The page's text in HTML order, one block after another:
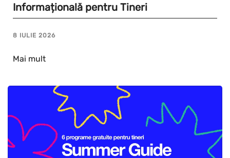
Informațională pentru Tineri
8 IULIE 2026
Mai mult